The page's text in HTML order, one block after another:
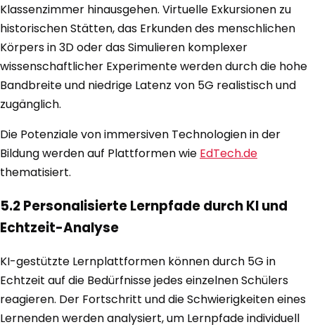
Klassenzimmer hinausgehen. Virtuelle Exkursionen zu
historischen Stätten, das Erkunden des menschlichen
Körpers in 3D oder das Simulieren komplexer
wissenschaftlicher Experimente werden durch die hohe
Bandbreite und niedrige Latenz von 5G realistisch und
zugänglich.
Die Potenziale von immersiven Technologien in der
Bildung werden auf Plattformen wie EdTech.de
thematisiert.
5.2 Personalisierte Lernpfade durch KI und
Echtzeit-Analyse
KI-gestützte Lernplattformen können durch 5G in
Echtzeit auf die Bedürfnisse jedes einzelnen Schülers
reagieren. Der Fortschritt und die Schwierigkeiten eines
Lernenden werden analysiert, um Lernpfade individuell